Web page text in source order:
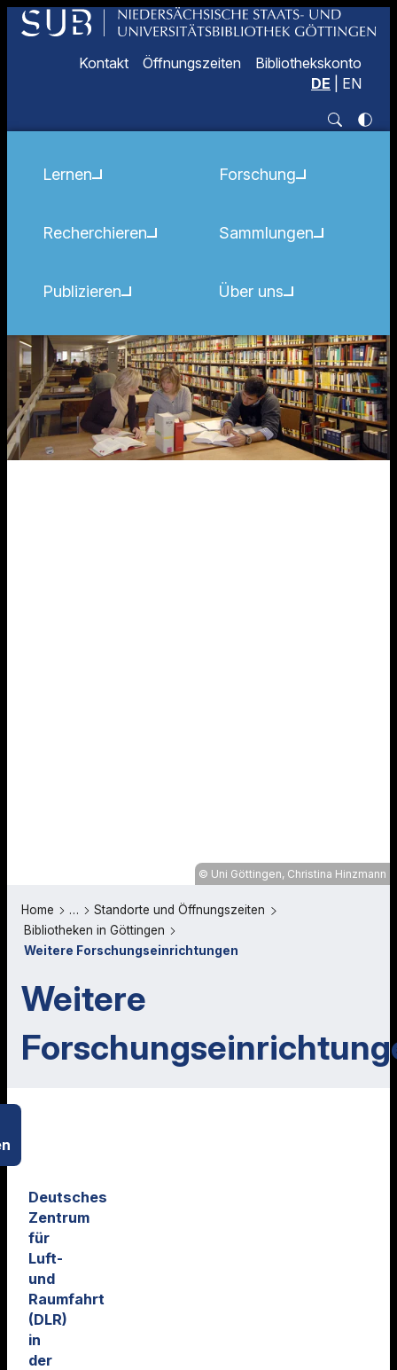
Kontakt Öffnungszeiten
Bibliothekskonto
DE
EN
Lernen
Recherchieren
Publizieren
Forschung
Sammlungen
Über uns
Uni Göttingen, Christina Hinzmann
Home …
Standorte und Öffnungszeiten
Bibliotheken in Göttingen
Weitere Forschungseinrichtungen
Weitere
Deutsches
Zentrum
für
Luft-
und
Raumfahrt
(DLR)
in
der